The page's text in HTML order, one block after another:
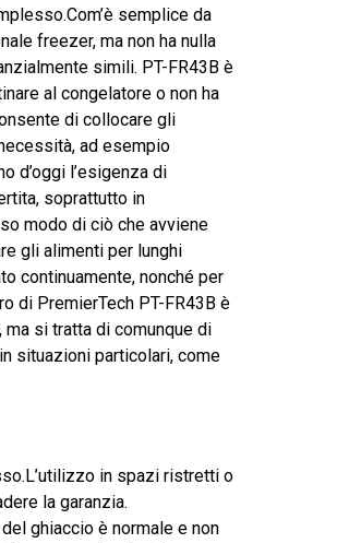
semplice da
freezer, ma non ha nulla
simili. PT-FR43B è
al congelatore o non ha
di collocare gli
ad esempio
d’oggi l’esigenza di
soprattutto in
modo di ciò che avviene
gli alimenti per lunghi
continuamente, nonché per
di PremierTech PT-FR43B è
si tratta di comunque di
situazioni particolari, come
in spazi ristretti o
la garanzia.
ghiaccio è normale e non